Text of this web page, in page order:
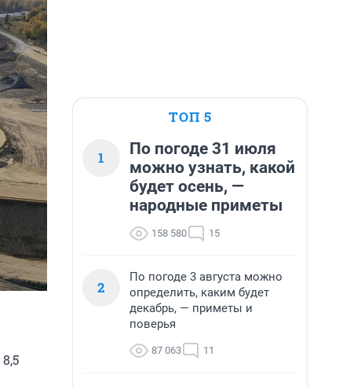
ТОП 5
1
По погоде 31 июля
можно узнать, какой
будет осень, —
народные приметы
158 580 15
2
По погоде 3 августа можно
определить, каким будет
декабрь, — приметы и
поверья
87 063 11